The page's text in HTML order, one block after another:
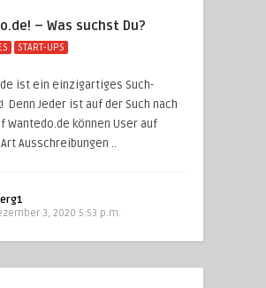
– Was suchst Du?
START-UPS
ist ein einzigartiges Such-
Denn Jeder ist auf der Such nach
Wantedo.de können User auf
Ausschreibungen ..
3, 2020 5:53 p.m.